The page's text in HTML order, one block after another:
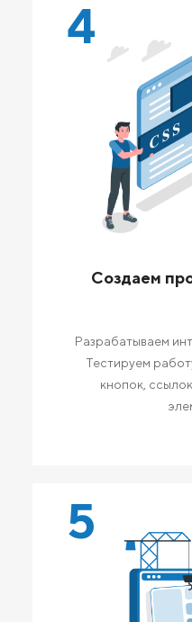
4
Создаем
Разрабатываем
Тестируем
кнопок,
5